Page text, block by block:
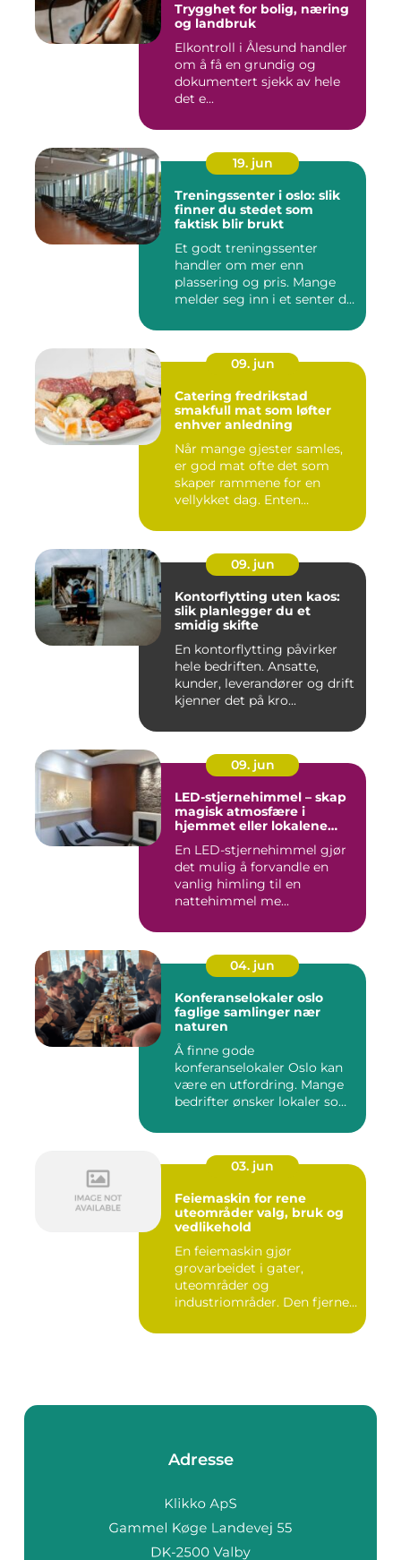
Trygghet for bolig, næring
og landbruk
Elkontroll i Ålesund handler
om å få en grundig og
dokumentert sjekk av hele
det e...
19. jun
Treningssenter i oslo: slik
finner du stedet som
faktisk blir brukt
Et godt treningssenter
handler om mer enn
plassering og pris. Mange
melder seg inn i et senter de
09. jun
Catering fredrikstad
smakfull mat som løfter
enhver anledning
Når mange gjester samles,
er god mat ofte det som
skaper rammene for en
vellykket dag. Enten
09. jun
Kontorflytting uten kaos:
slik planlegger du et
smidig skifte
En kontorflytting påvirker
hele bedriften. Ansatte,
kunder, leverandører og drift
kjenner det på kro...
09. jun
LED-stjernehimmel – skap
magisk atmosfære i
hjemmet eller lokalene
En LED-stjernehimmel gjør
det mulig å forvandle en
vanlig himling til en
nattehimmel me...
04. jun
Konferanselokaler oslo
faglige samlinger nær
naturen
Å finne gode
konferanselokaler Oslo kan
være en utfordring. Mange
bedrifter ønsker lokaler som
03. jun
Feiemaskin for rene
uteområder valg, bruk og
vedlikehold
En feiemaskin gjør
grovarbeidet i gater,
uteområder og
industriområder. Den fjerner
Adresse